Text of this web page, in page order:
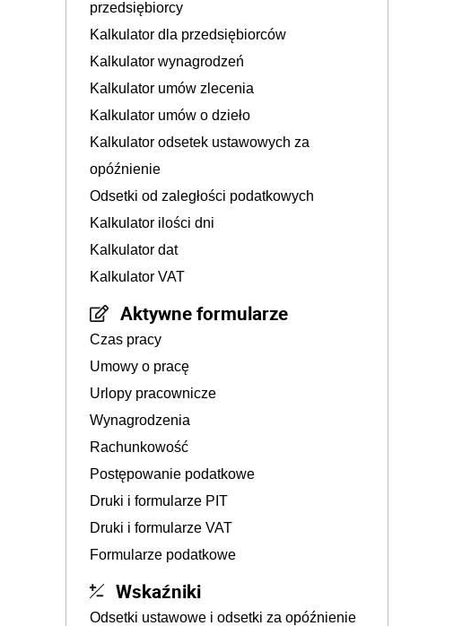
przedsiębiorcy
Kalkulator dla przedsiębiorców
Kalkulator wynagrodzeń
Kalkulator umów zlecenia
Kalkulator umów o dzieło
Kalkulator odsetek ustawowych za
opóźnienie
Odsetki od zaległości podatkowych
Kalkulator ilości dni
Kalkulator dat
Kalkulator VAT
Aktywne formularze
Czas pracy
Umowy o pracę
Urlopy pracownicze
Wynagrodzenia
Rachunkowość
Postępowanie podatkowe
Druki i formularze PIT
Druki i formularze VAT
Formularze podatkowe
Wskaźniki
Odsetki ustawowe i odsetki za opóźnienie